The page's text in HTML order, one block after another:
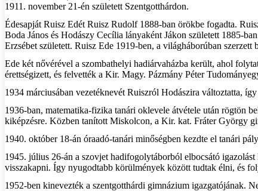
1911. november 21-én született Szentgotthárdon.
Édesapját Ruisz Edét Ruisz Rudolf 1888-ban örökbe fogadta.
Boda János és Hodászy Cecília lányaként Jákon született 1885-
Erzsébet született. Ruisz Ede 1919-ben, a világháborúban
Ede két nővérével a szombathelyi hadiárvaházba került, ahol
érettségizett, és felvették a Kir. Magy. Pázmány Péter
1934 márciusában vezetéknevét Ruiszról Hodászira változtatta,
1936-ban, matematika-fizika tanári oklevele átvétele után rögtön
kiképzésre. Közben tanított Miskolcon, a Kir. kat. Fráter György
1940. október 18-án óraadó-tanári minőségben kezdte el tanári
1945. július 26-án a szovjet hadifogolytáborból elbocsátó
visszakapni. Így nyugodtabb körülmények között tudtak élni, és
1952-ben kinevezték a szentgotthárdi gimnázium igazgatójának.